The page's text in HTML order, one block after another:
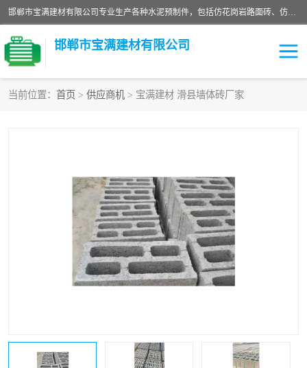
邯郸市宝满建材有限公司专业生产各种水泥预制件，包括仿花岗岩路面砖、仿花岗岩人行道砖、仿花岗岩路侧石、烧结砖、植草砖、码头砖连锁块、仿花岗岩路侧石、沙井盖、水泥盖板等各种水泥制品
邯郸市宝满建材有限公司
当前位置： 首页 > 供应商机 > 宝满建材 滑县墙体砖厂家
便道砖
花岗岩路岩石 盲道砖
pc仿石砖